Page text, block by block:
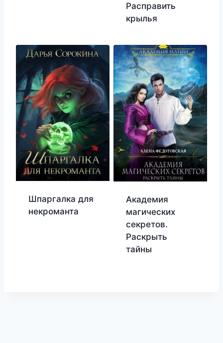
Расправить
крылья
Шпаргалка для
некроманта
Академия
магических
секретов.
Раскрыть
тайны